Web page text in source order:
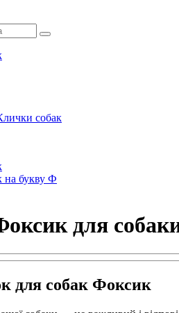
собак
на букву Ф
для
для собак Фоксик